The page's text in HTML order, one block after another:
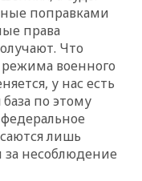
поправками
права
Что
режима военного
у нас есть
по этому
лишь
за несоблюдение